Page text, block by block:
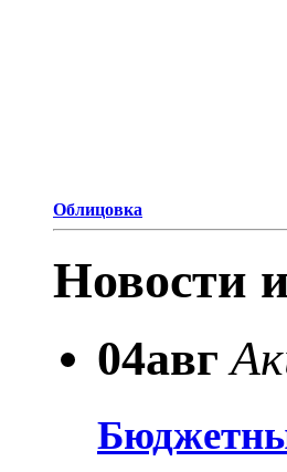
Облицовка
Новости
04авг